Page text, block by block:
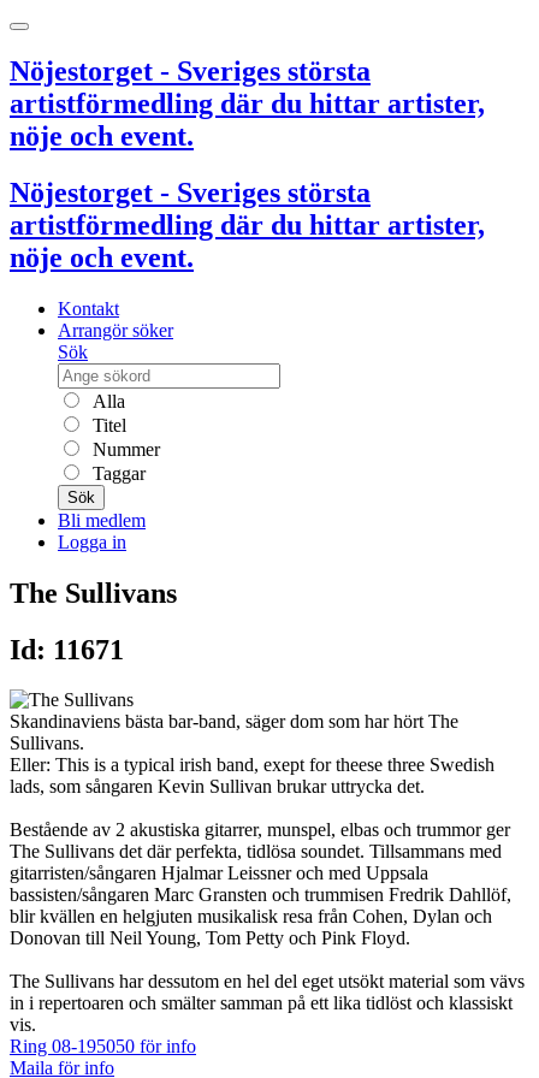
Nöjestorget - Sveriges största
artistförmedling där du hittar artister,
nöje och event.
Nöjestorget - Sveriges största
artistförmedling där du hittar artister,
nöje och event.
Kontakt
Arrangör söker
Sök
Alla
Titel
Nummer
Taggar
Sök
Bli medlem
Logga in
The Sullivans
Id: 11671
Skandinaviens bästa bar-band, säger dom som har hört The
Sullivans.
Eller: This is a typical irish band, exept for theese three Swedish
lads, som sångaren Kevin Sullivan brukar uttrycka det.
Bestående av 2 akustiska gitarrer, munspel, elbas och trummor ger
The Sullivans det där perfekta, tidlösa soundet. Tillsammans med
gitarristen/sångaren Hjalmar Leissner och med Uppsala
bassisten/sångaren Marc Gransten och trummisen Fredrik Dahllöf,
blir kvällen en helgjuten musikalisk resa från Cohen, Dylan och
Donovan till Neil Young, Tom Petty och Pink Floyd.
The Sullivans har dessutom en hel del eget utsökt material som vävs
in i repertoaren och smälter samman på ett lika tidlöst och klassiskt
vis.
Ring 08-195050 för info
Maila för info